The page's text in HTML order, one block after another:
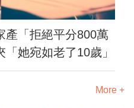
產「拒絕平分800萬
她宛如老了10歲」
More +